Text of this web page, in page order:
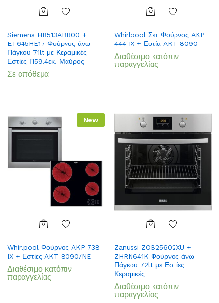
to
Wish
list
Siemens HB513ABR00 +
ET645HE17 Φούρνος άνω
Πάγκου 71lt με Κεραμικές
Εστίες Π59.4εκ. Μαύρος
Σε απόθεμα
to
Wish
list
Whirlpool Σετ Φούρνος AKP
444 IX + Εστία AKT 8090
Διαθέσιμο κατόπιν
παραγγελίας
New
to
Wish
list
Whirlpool Φούρνος AKP 738
IX + Εστίες AKT 8090/NE
Διαθέσιμο κατόπιν
παραγγελίας
to
Wish
list
Zanussi ZOB25602XU +
ZHRN641K Φούρνος άνω
Πάγκου 72lt με Εστίες
Κεραμικές
Διαθέσιμο κατόπιν
παραγγελίας